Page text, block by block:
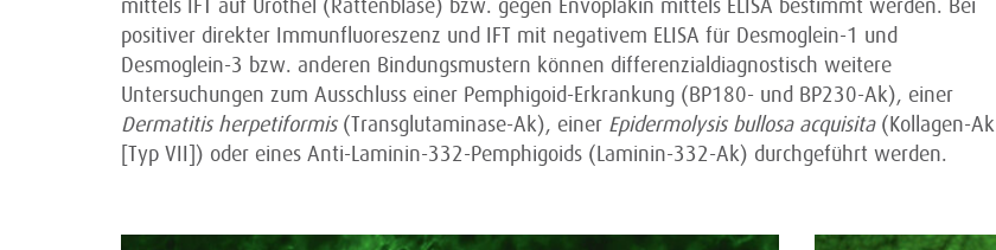
mittels IFT auf Urothel (Rattenblase) bzw. gegen Envoplakin mittels ELISA bestimmt werden. Bei
positiver direkter Immunfluoreszenz und IFT mit negativem ELISA für Desmoglein-1 und
Desmoglein-3 bzw. anderen Bindungsmustern können differenzialdiagnostisch weitere
Untersuchungen zum Ausschluss einer Pemphigoid-Erkrankung (BP180- und BP230-Ak), einer
Dermatitis herpetiformis(Transglutaminase-Ak), einer Epidermolysis bullosa acquisita(Kollagen-Ak
[Typ VII]) oder eines Anti-Laminin-332-Pemphigoids (Laminin-332-Ak) durchgeführt werden.